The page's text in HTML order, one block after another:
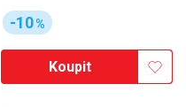
-10%
Koupit